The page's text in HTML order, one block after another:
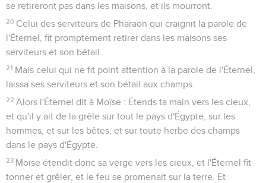
se retireront pas dans les maisons, et ils mourront.
20 Celui des serviteurs de Pharaon qui craignit la parole de
l'Éternel, fit promptement retirer dans les maisons ses
serviteurs et son bétail.
21 Mais celui qui ne fit point attention à la parole de l'Éternel,
laissa ses serviteurs et son bétail aux champs.
22 Alors l'Éternel dit à Moïse : Étends ta main vers les cieux,
et qu'il y ait de la grêle sur tout le pays d'Égypte, sur les
hommes, et sur les bêtes, et sur toute herbe des champs
dans le pays d'Égypte.
23 Moïse étendit donc sa verge vers les cieux, et l'Éternel fit
tonner et grêler, et le feu se promenait sur la terre. Et